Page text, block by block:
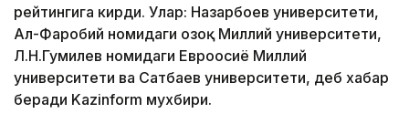
рейтингига кирди. Улар: Назарбоев университети,
Ал-Фаробий номидаги Қозоқ Миллий университети,
Л.Н.Гумилев номидаги Евроосиё Миллий
университети ва Сатбаев университети, деб хабар
беради Kazinform мухбири.